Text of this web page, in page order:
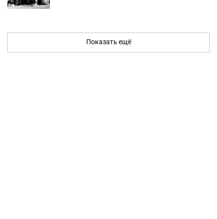
Показать ещё